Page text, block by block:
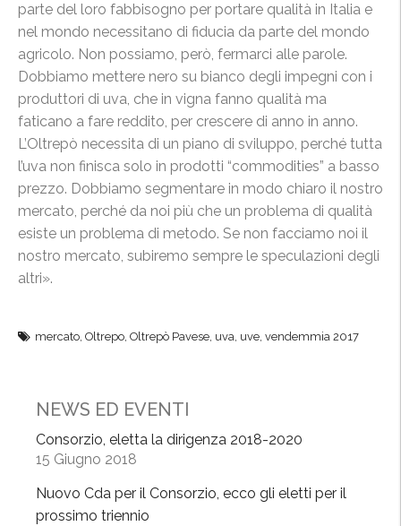
parte del loro fabbisogno per portare qualità in Italia e
nel mondo necessitano di fiducia da parte del mondo
agricolo. Non possiamo, però, fermarci alle parole.
Dobbiamo mettere nero su bianco degli impegni con i
produttori di uva, che in vigna fanno qualità ma
faticano a fare reddito, per crescere di anno in anno.
L’Oltrepò necessita di un piano di sviluppo, perché tutta
l’uva non finisca solo in prodotti “commodities” a basso
prezzo. Dobbiamo segmentare in modo chiaro il nostro
mercato, perché da noi più che un problema di qualità
esiste un problema di metodo. Se non facciamo noi il
nostro mercato, subiremo sempre le speculazioni degli
altri».
mercato, Oltrepo, Oltrepò Pavese, uva, uve, vendemmia 2017
NEWS ED EVENTI
Consorzio, eletta la dirigenza 2018-2020
15 Giugno 2018
Nuovo Cda per il Consorzio, ecco gli eletti per il
prossimo triennio